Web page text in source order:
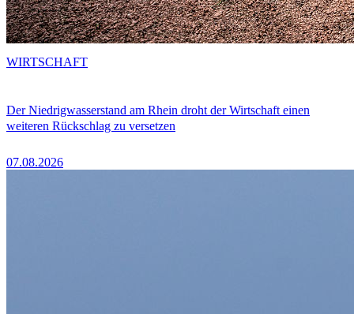
Der Niedrigwasserstand am Rhein droht der Wirtschaft einen
weiteren Rückschlag zu versetzen
07.08.2026
WIRTSCHAFT